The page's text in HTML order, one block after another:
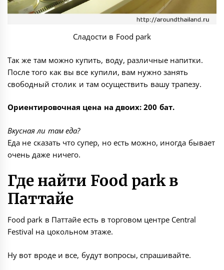
Сладости в Food park
Так же там можно купить, воду, различные напитки.
После того как вы все купили, вам нужно занять
свободный столик и там осуществить вашу трапезу.
Ориентировочная цена на двоих: 200 бат.
Вкусная ли там еда?
Еда не сказать что супер, но есть можно, иногда бывает
очень даже ничего.
Где найти Food park в
Паттайе
Food park в Паттайе есть в торговом центре Central
Festival на цокольном этаже.
Ну вот вроде и все, будут вопросы, спрашивайте.